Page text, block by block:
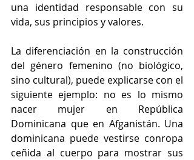
una identidad responsable con su
vida, sus principios y valores.
La diferenciación en la construcción
del género femenino (no biológico,
sino cultural), puede explicarse con el
siguiente ejemplo: no es lo mismo
nacer mujer en República
Dominicana que en Afganistán. Una
dominicana puede vestirse conropa
ceñida al cuerpo para mostrar sus